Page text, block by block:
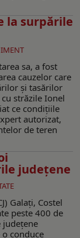
la surpările
sa, a fost
cauzelor care
și tasărilor
străzile Ionel
ce condițiile
autorizat,
de teren
judeţene
Galaţi, Costel
peste 400 de
judeţene
conduce